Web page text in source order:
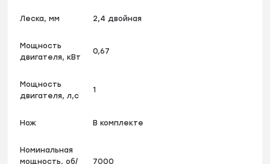
Леска, мм 2,4 двойная
Мощность
двигателя, кВт
0,67
Мощность
двигателя, л,с
1
Нож В комплекте
Номинальная
мощность, об/
7000